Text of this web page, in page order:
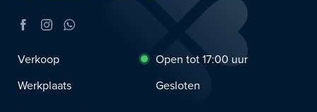
Verkoop
Open tot 17:00 uur
Werkplaats
Gesloten